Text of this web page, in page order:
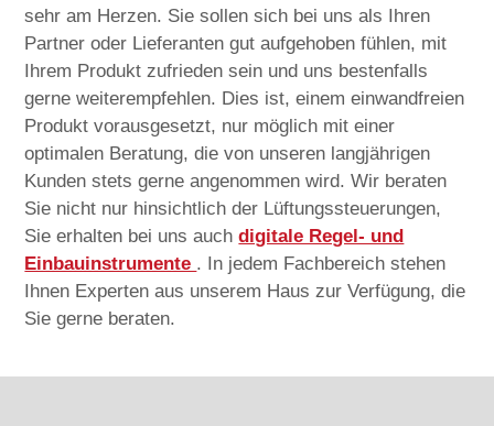
sehr am Herzen. Sie sollen sich bei uns als Ihren
Partner oder Lieferanten gut aufgehoben fühlen, mit
Ihrem Produkt zufrieden sein und uns bestenfalls
gerne weiterempfehlen. Dies ist, einem einwandfreien
Produkt vorausgesetzt, nur möglich mit einer
optimalen Beratung, die von unseren langjährigen
Kunden stets gerne angenommen wird. Wir beraten
Sie nicht nur hinsichtlich der Lüftungssteuerungen,
Sie erhalten bei uns auchdigitale Regel- und
Einbauinstrumente . In jedem Fachbereich stehen
Ihnen Experten aus unserem Haus zur Verfügung, die
Sie gerne beraten.